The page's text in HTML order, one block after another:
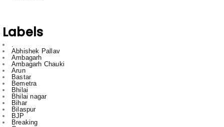
Labels
.
Abhishek Pallav
Ambagarh
Ambagarh Chauki
Arun
Bastar
Bemetra
Bhilai
Bhilai nagar
Bihar
Bilaspur
BJP
Breaking